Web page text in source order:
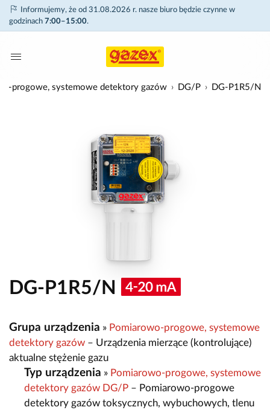
Informujemy, że od 31.08.2026 r. nasze biuro będzie czynne w
godzinach 7:00–15:00.
progowe, systemowe detektory gazów DG/P DG-P1R5/N
DG-P1R5/N
Grupa urządzenia » Pomiarowo-progowe, systemowe
detektory gazów – Urządzenia mierzące (kontrolujące)
aktualne stężenie gazu
Typ urządzenia » Pomiarowo-progowe, systemowe
detektory gazów DG/P – Pomiarowo-progowe
detektory gazów toksycznych, wybuchowych, tlenu